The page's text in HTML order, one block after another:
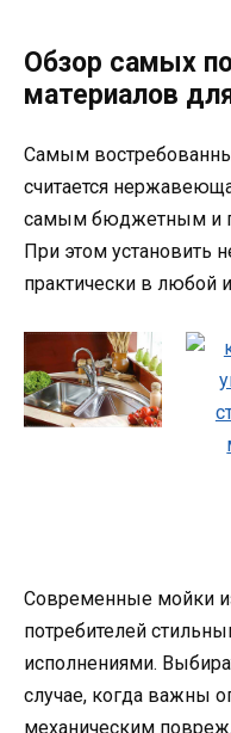
Обзор самых
материалов
Самым
считается
самым бюджетным и
При этом
практически в любой
Современные мойки
потребителей
исполнениями.
случае, когда важны
механическим